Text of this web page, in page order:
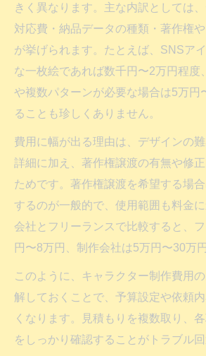
費用
ゆるキャラと企業キャラク
用途別キャラクター制作費
ト
キャラクター制作費用と使
解説
フリーランス依頼のキャラ
の特徴
費用
きく異なります。主な内訳としては
対応費・納品データの種類・著作権
が挙げられます。たとえば、SNSア
な一枚絵であれば数千円〜2万円程度
や複数パターンが必要な場合は5万円
ることも珍しくありません。
費用に幅が出る理由は、デザインの
詳細に加え、著作権譲渡の有無や修
ためです。著作権譲渡を希望する場
するのが一般的で、使用範囲も料金
会社とフリーランスで比較すると、
円〜8万円、制作会社は5万円〜30万
このように、キャラクター制作費用
解しておくことで、予算設定や依頼
くなります。見積もりを複数取り、
をしっかり確認することがトラブル